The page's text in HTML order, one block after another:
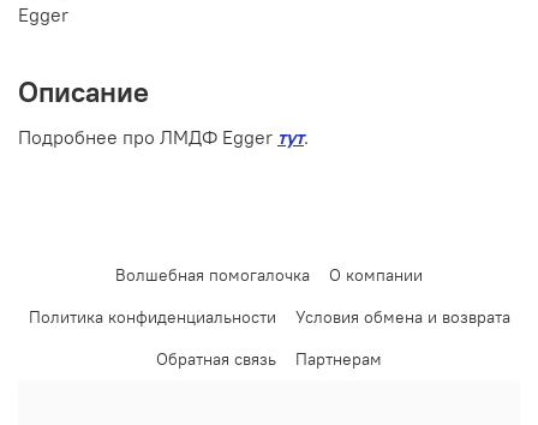
Egger
Описание
Подробнее про ЛМДФ Egger тут.
Волшебная помогалочка
О компании
Политика конфиденциальности
Условия обмена и возврата
Обратная связь
Партнерам